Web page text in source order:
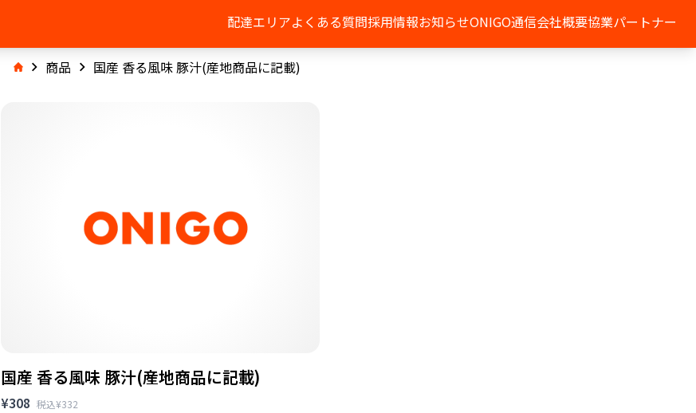
配達エリアよくある質問採用情報お知らせONIGO通信会社概要協業パートナー
商品 国産 香る風味 豚汁(産地商品に記載)
国産 香る風味 豚汁(産地商品に記載)
¥308 税込¥332